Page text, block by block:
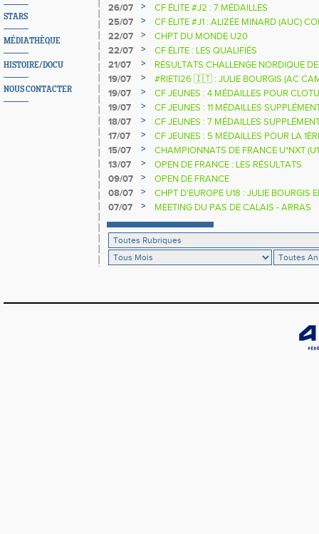
STARS
MÉDIATHÈQUE
HISTOIRE/DOCU
NOUS CONTACTER
26/07
>
CF ÉLITE #J2 : 7 MÉDAILLES
25/07
>
CF ÉLITE #J1 : ALIZÉE MINARD (AUC)
NATIONALE
22/07 >
CHPT DU MONDE U20
22/07
>
CF ÉLITE : LES QUALIFIÉS
21/07
>
RÉSULTATS CHALLENGE NORDIQUE
2025 2026
19/07 >
#RIETI26 🇮🇹 : JULIE BOURGIS (AC
D'EUROPE U18 DE LA PERCHE
19/07 >
CF JEUNES : 4 MÉDAILLES POUR
19/07
>
CF JEUNES : 11 MÉDAILLES
18/07
>
CF JEUNES : 7 MÉDAILLES
17/07
>
CF JEUNES : 5 MÉDAILLES POUR LA
15/07
>
CHAMPIONNATS DE FRANCE U*NXT
13/07
>
OPEN DE FRANCE : LES RÉSULTATS
09/07
>
OPEN DE FRANCE
08/07
>
CHPT D'EUROPE U18 : JULIE BOURGIS
07/07
> MEETING DU PAS DE CALAIS - ARRAS